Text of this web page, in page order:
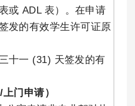
或 ADL 表）。在申请
发的有效学生许可证原
十一 (31) 天签发的有
门申请）